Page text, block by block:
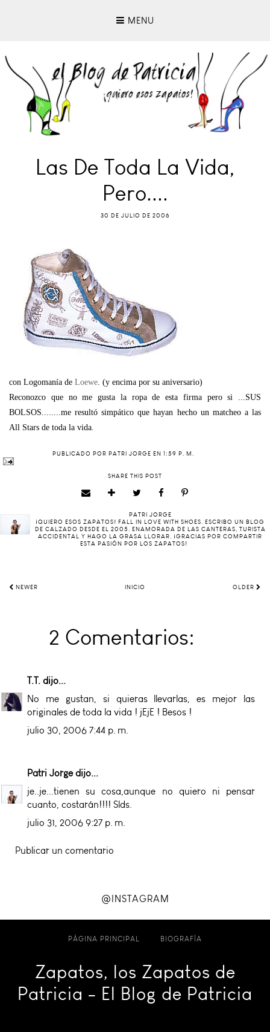
MENU
Las De Toda La Vida,
Pero....
30 DE JULIO DE 2006
con Logomanía de Loewe . (y encima por su aniversario)
Reconozco que no me gusta la ropa de esta firma pero si ...SUS
BOLSOS........me resultó simpático que hayan hecho un matcheo a las
All Stars de toda la vida.
PUBLICADO POR PATRI JORGE EN 1:59 P. M.
SHARE THIS POST
PATRI JORGE
¡QUIERO ESOS ZAPATOS! FALL IN LOVE WITH SHOES. ESCRIBO UN BLOG
DE CALZADO DESDE EL 2005. ENAMORADA DE LAS CANTERAS, TURISTA
ACCIDENTAL Y HAGO LA GRASA LLORAR. ¡GRACIAS POR COMPARTIR
ESTA PASIÓN POR LOS ZAPATOS!
NEWER INICIO OLDER
2 Comentarios:
T.T. dijo...
No me gustan, si quieras llevarlas, es mejor las
originales de toda la vida ! jEjE ! Besos !
julio 30, 2006 7:44 p. m.
Patri Jorgedijo...
je..je...tienen su cosa,aunque no quiero ni pensar
cuanto, costarán!!!! Slds.
julio 31, 2006 9:27 p. m.
Publicar un comentario
@INSTAGRAM
PÁGINA PRINCIPAL BIOGRAFÍA
Zapatos, los Zapatos de
Patricia - El Blog de Patricia